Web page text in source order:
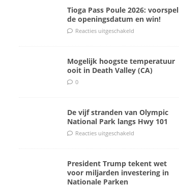
Tioga Pass Poule 2026: voorspel
de openingsdatum en win!
Reacties uitgeschakeld
Mogelijk hoogste temperatuur
ooit in Death Valley (CA)
0
De vijf stranden van Olympic
National Park langs Hwy 101
Reacties uitgeschakeld
President Trump tekent wet
voor miljarden investering in
Nationale Parken